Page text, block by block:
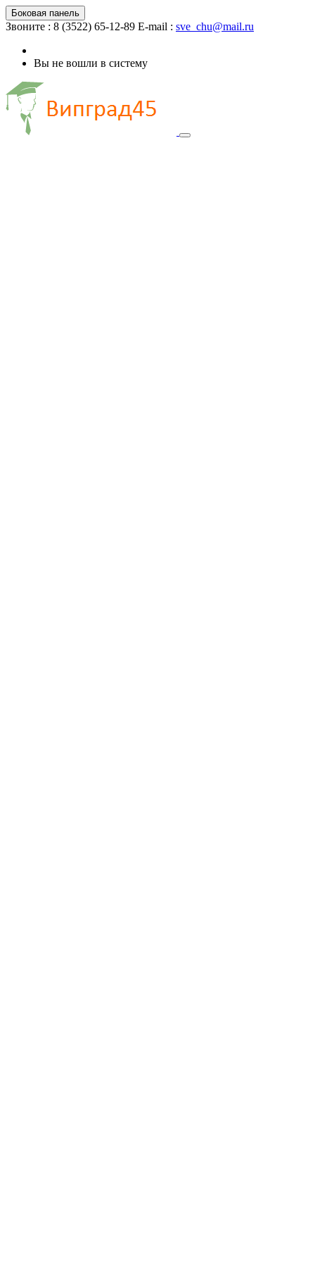
Боковая панель
Звоните : 8 (3522) 65-12-89 E-mail : sve_chu@mail.ru
Вы не вошли в систему